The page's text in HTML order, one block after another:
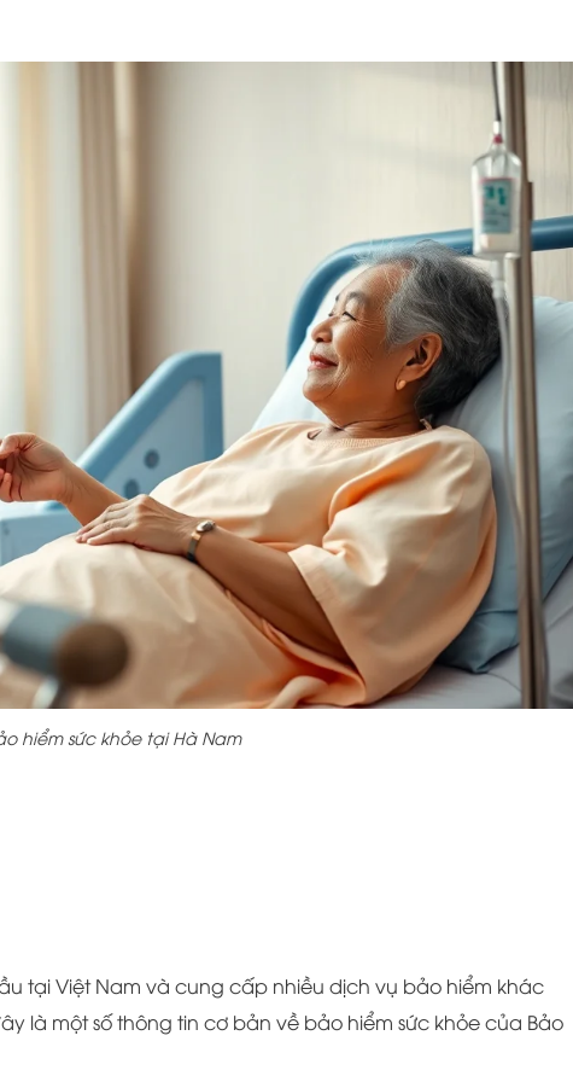
hiểm sức khỏe tại Hà Nam
tại Việt Nam và cung cấp nhiều dịch vụ bảo hiểm khác
là một số thông tin cơ bản về bảo hiểm sức khỏe của Bảo